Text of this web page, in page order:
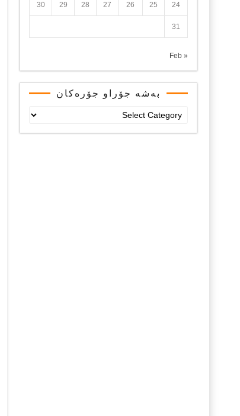
24
25
26
27
28
29
30
31
« Feb
بەشە جۆراو جۆرەکان
جۆرەکان